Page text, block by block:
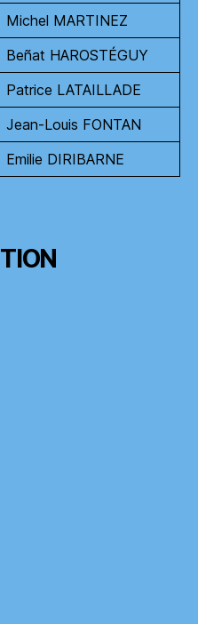
Michel MARTINEZ
Beñat HAROSTÉGUY
Patrice LATAILLADE
Jean-Louis FONTAN
Emilie DIRIBARNE